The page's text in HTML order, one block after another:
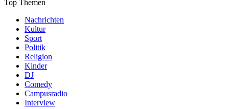
Top Themen
Nachrichten
Kultur
Sport
Politik
Religion
Kinder
DJ
Comedy
Campusradio
Interview